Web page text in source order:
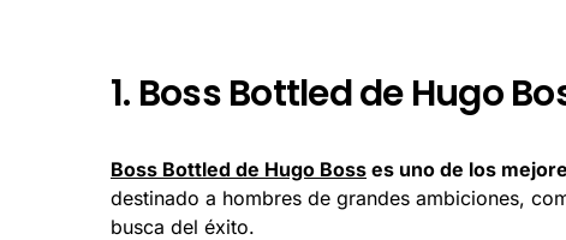
1. Boss Bottled de Hugo
Boss Bottled de Hugo Boss es uno de los
destinado a hombres de grandes ambiciones,
busca del éxito.